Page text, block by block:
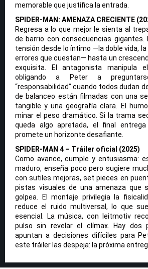
memorable que justifica la entrada.
SPIDER-MAN: AMENAZA CRECIENTE
Regresa a lo que mejor le sienta al
de barrio con consecuencias gigantes.
tensión desde lo íntimo —la doble vida,
errores que cuestan— hasta un
exquisita. El antagonista manipula
obligando a Peter a
“responsabilidad” cuando todos dudan
de balanceo están filmadas con una
tangible y una geografía clara. El
minar el peso dramático. Si la trama
queda algo apretada, el final
promete un horizonte desafiante.
SPIDER-MAN 4 – Tráiler oficial (2025)
Como avance, cumple y entusiasma:
maduro, enseña poco pero sugiere
con sutiles mejoras, set pieces en
pistas visuales de una amenaza que
golpea. El montaje privilegia la
reduce el ruido multiversal, lo que
esencial. La música, con leitmotiv
pulso sin revelar el clímax. Hay dos
apuntan a decisiones difíciles para
este tráiler las despeja: la próxima